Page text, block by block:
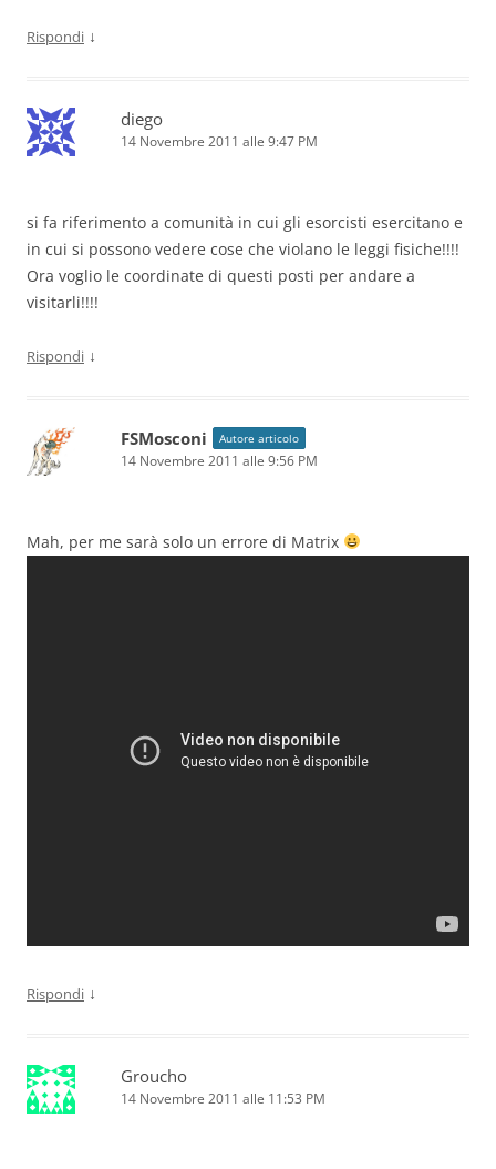
Rispondi ↓
diego
14 Novembre 2011 alle 9:47 PM
si fa riferimento a comunità in cui gli esorcisti esercitano e
in cui si possono vedere cose che violano le leggi fisiche!!!!
Ora voglio le coordinate di questi posti per andare a
visitarli!!!!
Rispondi ↓
FSMosconi Autore articolo
14 Novembre 2011 alle 9:56 PM
Mah, per me sarà solo un errore di Matrix
Rispondi ↓
Groucho
14 Novembre 2011 alle 11:53 PM